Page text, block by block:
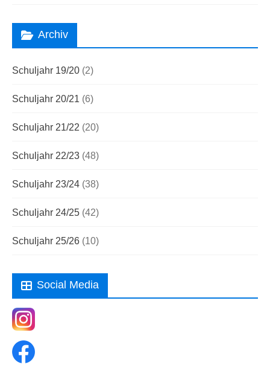
Archiv
Schuljahr 19/20 (2)
Schuljahr 20/21 (6)
Schuljahr 21/22 (20)
Schuljahr 22/23 (48)
Schuljahr 23/24 (38)
Schuljahr 24/25 (42)
Schuljahr 25/26 (10)
Social Media